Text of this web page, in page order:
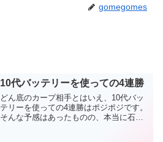
gomegomes
10代バッテリーを使っての4連勝
どん底のカープ相手とはいえ、10代バッ
テリーを使っての4連勝はポジポジです。
そんな予感はあったものの、本当に石橋